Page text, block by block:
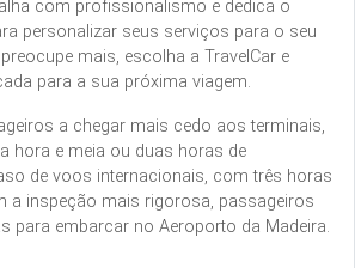
com profissionalismo e dedica o
personalizar seus serviços para o seu
mais, escolha a TravelCar e
para a sua próxima viagem.
a chegar mais cedo aos terminais,
hora e meia ou duas horas de
de voos internacionais, com três horas
a inspeção mais rigorosa, passageiros
para embarcar no Aeroporto da Madeira.